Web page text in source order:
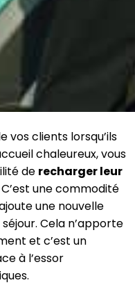
vos clients lorsqu’ils
chaleureux, vous
de recharger leur
une commodité
une nouvelle
Cela n’apporte
et c’est un
à l’essor